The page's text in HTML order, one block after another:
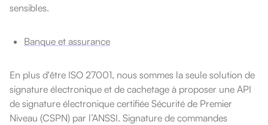
sensibles.
Banque et assurance
En plus d'être ISO 27001, nous sommes la seule solution de
signature électronique et de cachetage à proposer une API
de signature électronique certifiée Sécurité de Premier
Niveau (CSPN) par l’ANSSI. Signature de commandes